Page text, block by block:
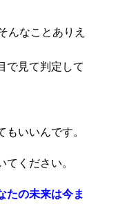
んなことありえ
で見て判定して
いいんです。
ください。
たの未来は今ま